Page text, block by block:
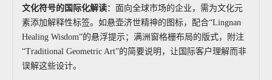
文化符号的国际化解读：面向全球市场的企业，需为文化元
素添加解释性标签。如悬壶济世精神的图标，配合“Lingnan
Healing Wisdom”的悬浮提示；满洲窗格栅布局的版式，附注
“Traditional Geometric Art”的简要说明，让国际客户理解而非
误解这些设计。